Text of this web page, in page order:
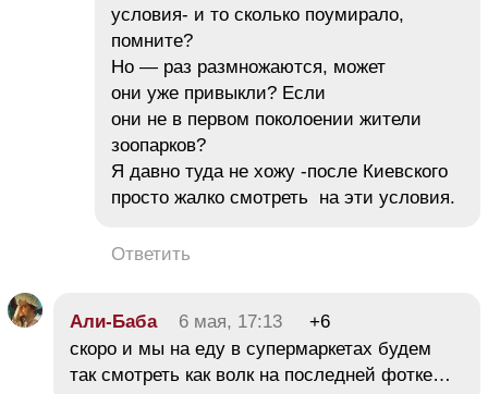
условия- и то сколько поумирало,
помните?
Но — раз размножаются, может
они уже привыкли? Если
они не в первом поколоении жители
зоопарков?
Я давно туда не хожу -после Киевского
просто жалко смотреть на эти условия.
Ответить
Али-Баба 6 мая, 17:13
+6
скоро и мы на еду в супермаркетах будем
так смотреть как волк на последней фотке…